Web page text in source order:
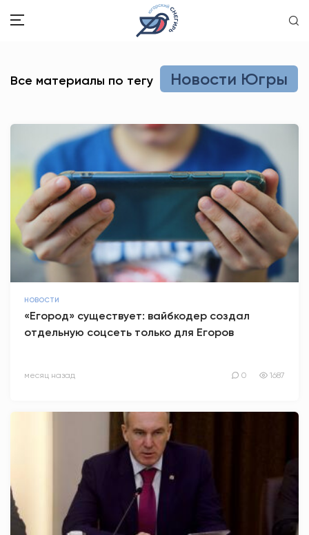
ЗДОРОВЬЕ
ОБРАЗОВАНИЕ
ПСИХОЛОГИЯ
СПОРТ
ВОПРОС-ОТВЕТ
АНТИТЕРРОР
82,17
Вход / Регистрация
Все материалы по тегу Новости Югры
НОВОСТИ
«Егород» существует: вайбкодер создал
отдельную соцсеть только для Егоров
месяц назад 0 1687